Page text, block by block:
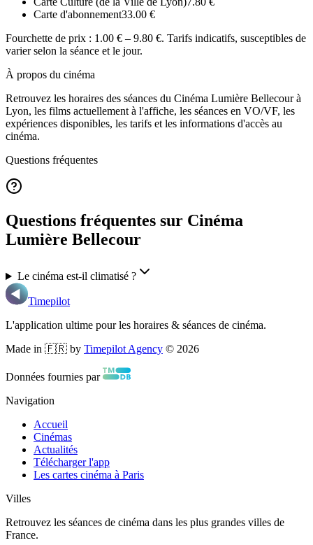
Carte d'abonnement33.00 €
Fourchette de prix : 1.00 € – 9.80 €. Tarifs indicatifs, susceptibles de
varier selon la séance et le jour.
À propos du cinéma
Retrouvez les horaires des séances du Cinéma Lumière Bellecourà
Lyon, les films actuellement à l'affiche, les séances en VO/VF, les
expériences disponibles, les tarifs et les informations d'accès au
cinéma.
Questions fréquentes
Questions fréquentes sur Cinéma
Lumière Bellecour
Le cinéma est-il climatisé ?
Timepilot
L'application ultime pour les horaires & séances de cinéma.
Made in 🇫🇷 by Timepilot Agency © 2026
Données fournies par
Navigation
Accueil
Cinémas
Actualités
Télécharger l'app
Les cartes cinéma à Paris
Villes
Retrouvez les séances de cinéma dans les plus grandes villes de
France.